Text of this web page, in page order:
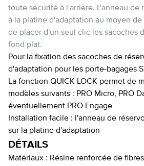
toute sécurité à l'arrière. L'anneau de
à la platine d'adaptation au moyen
de placer d'un seul clic les sacoches
fond plat.
Pour la fixation des sacoches de
d'adaptation pour les porte-bagages
La fonction QUICK-LOCK permet de
modèles suivants : PRO Micro, PRO
éventuellement PRO Engage
Installation facile : l'anneau de
sur la platine d'adaptation
DÉTAILS
Matériaux : Résine renforcée de